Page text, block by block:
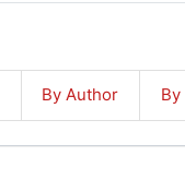
By Author